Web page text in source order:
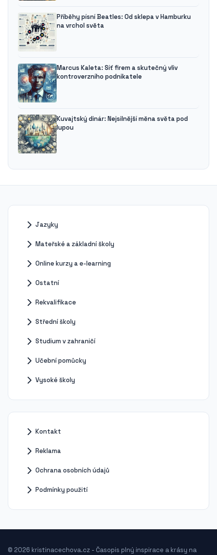
Příběhy písní Beatles: Od sklepa v Hamburku
na vrchol světa
Marcus Kaleta: Síť firem a skutečný vliv
kontroverzního podnikatele
Kuvajtský dinár: Nejsilnější měna světa pod
lupou
Jazyky
Mateřské a základní školy
Online kurzy a e-learning
Ostatní
Rekvalifikace
Střední školy
Studium v zahraničí
Učební pomůcky
Vysoké školy
Kontakt
Reklama
Ochrana osobních údajů
Podmínky použití
© 2026 kristinacechova.cz - Časopis plný inspirace a krásy na